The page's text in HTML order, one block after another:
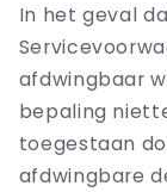
In het geval
afdwingbaar
bepaling
toegestaan
afdwingbare